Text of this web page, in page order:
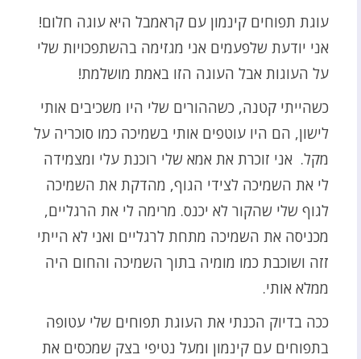
עוגת תפוחים קינמון עם קראמבל היא עוגה חלום!
אני יודעת שלפעמים אני מגזימה בהשתפכויות שלי
על העוגות אבל העוגה הזו באמת מושלמת!
כשהייתי קטנה, כשההורים שלי היו משכיבים אותי
לישון, הם היו עוטפים אותי בשמיכה כמו סוכריה על
מקל. אני זוכרת את אמא שלי רוכנת עלי ומצמידה
לי את השמיכה לצידי הגוף, מהדקת את השמיכה
לגוף שלי שהקור לא יכנס. מרימה לי את הרגליים,
מכניסה את השמיכה מתחת לרגליים ואני לא הייתי
זזה ושוכבת כמו מומיה בתוך השמיכה והחום היה
ממלא אותי.
ככה בדיוק הכנתי את העוגת תפוחים שלי עטופה
בתפוחים עם קינמון ומעל נטיפי בצק שמכסים את